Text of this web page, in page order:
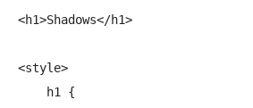
<h1>Shadows</h1>
<style>
    h1 {